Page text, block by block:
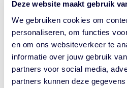
Deze website maakt gebruik
We gebruiken cookies om
personaliseren, om functies
en om ons websiteverkeer te
informatie over jouw gebruik
partners voor social media,
partners kunnen deze